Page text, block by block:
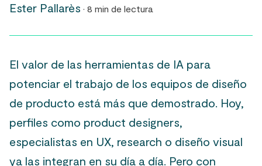
Ester Pallarès · 8 min de lectura
El valor de las herramientas de IA para
potenciar el trabajo de los equipos de diseño
de producto está más que demostrado. Hoy,
perfiles como product designers,
especialistas en UX, research o diseño visual
ya las integran en su día a día. Pero con